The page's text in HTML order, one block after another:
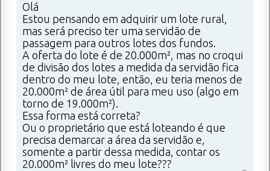
Olá
Estou pensando em adquirir um lote rural,
mas será preciso ter uma servidão de
passagem para outros lotes dos fundos.
A oferta do lote é de 20.000m², mas no croqui
de divisão dos lotes a medida da servidão fica
dentro do meu lote, então, eu teria menos de
20.000m² de área útil para meu uso (algo em
torno de 19.000m²).
Essa forma está correta?
Ou o proprietário que está loteando é que
precisa demarcar a área da servidão e,
somente a partir dessa medida, contar os
20.000m² livres do meu lote???